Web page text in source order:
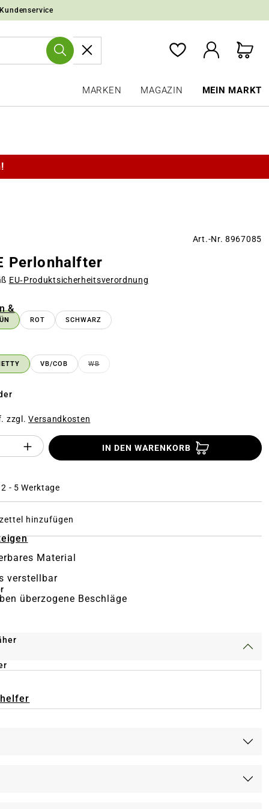
MARKEN MAGAZIN MEIN MARKT
&
Art.-Nr. 8967085
Perlonhalfter
EU‑Produktsicherheitsverordnung
IST ZURZEIT NICHT VERFÜGBAR.)
ROT SCHWARZ
VB/COB WB(DIESE OPTION IST ZURZEIT NICHT
zzgl.Versandkosten
des Produktes "%product%":
IN DEN WARENKORB
- 5 Werktage
hinzufügen
Material
verstellbar
überzogene Beschläge